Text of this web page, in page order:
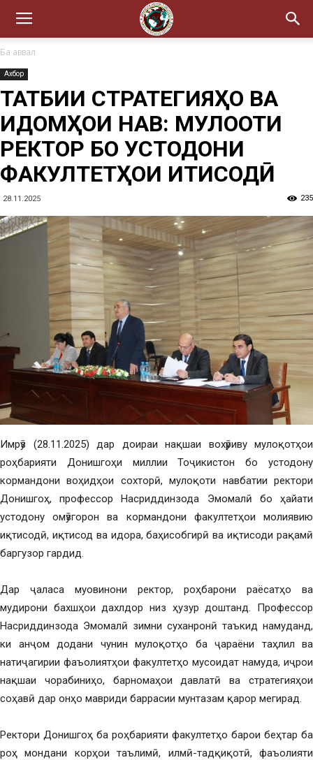
Ба аввал
Ахбор
ТАТБИҚИ СТРАТЕГИЯҲО ВА
ИҚДОМҲОИ НАВ: МУЛОҚОТИ
РЕКТОР БО УСТОДОНИ
ФАКУЛТЕТҲОИ ИҚТИСОДӢ
28.11.2025 235
Имрӯз (28.11.2025) дар доираи нақшаи вохӯриву мулоқотҳои
роҳбарияти Донишгоҳи миллии Тоҷикистон бо устодону
кормандони воҳидҳои сохторӣ, мулоқоти навбатии ректори
Донишгоҳ, профессор Насриддинзода Эмомалӣ бо ҳайати
устодону омӯзгорон ва кормандони факултетҳои молиявию
иқтисодӣ, иқтисод ва идора, баҳисобгирӣ ва иқтисоди рақамӣ
баргузор гардид.
Дар ҷаласа муовинони ректор, роҳбарони раёсатҳо ва
мудирони бахшҳои дахлдор низ ҳузур доштанд. Профессор
Насриддинзода Эмомалӣ зимни суханронӣ таъкид намуданд,
ки анҷом додани чунин мулоқотҳо ба ҷараёни таҳлил ва
натиҷагирии фаъолиятҳои факултетҳо мусоидат намуда, иҷрои
нақшаи чорабиниҳо, барномаҳои давлатӣ ва стратегияҳои
соҳавӣ дар онҳо мавриди баррасии мунтазам қарор мегирад.
Ректори Донишгоҳ ба роҳбарияти факултетҳо барои беҳтар ба
роҳ мондани корҳои таълимӣ, илмӣ-тадқиқотӣ, фаъолияти